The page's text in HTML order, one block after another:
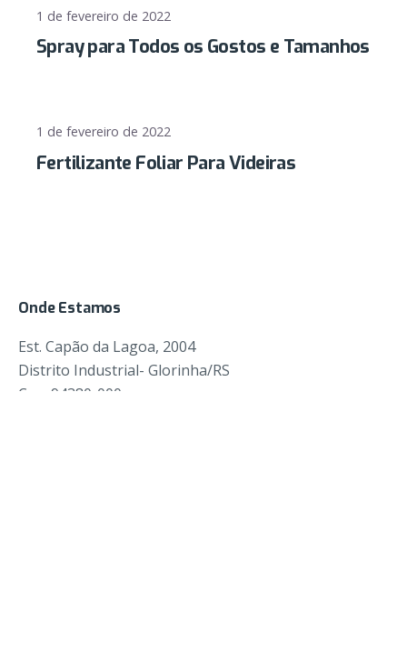
1 de fevereiro de 2022
Spray para Todos os Gostos e Tamanhos
1 de fevereiro de 2022
Fertilizante Foliar Para Videiras
Onde Estamos
Est. Capão da Lagoa, 2004
Distrito Industrial- Glorinha/RS
Cep: 94380-000